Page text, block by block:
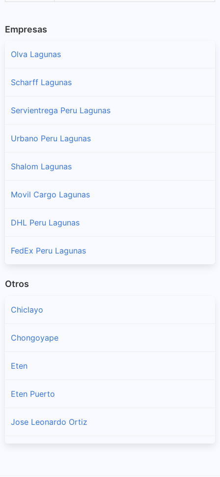
Empresas
Olva Lagunas
Scharff Lagunas
Servientrega Peru Lagunas
Urbano Peru Lagunas
Shalom Lagunas
Movil Cargo Lagunas
DHL Peru Lagunas
FedEx Peru Lagunas
Otros
Chiclayo
Chongoyape
Eten
Eten Puerto
Jose Leonardo Ortiz